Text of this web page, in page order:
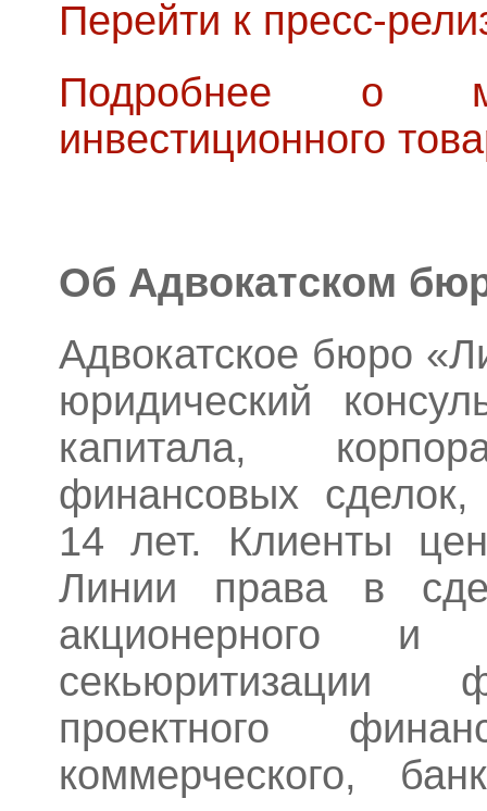
Перейти к пресс-
Подробнее о
инвестиционного
Об Адвокатском
Адвокатское бюро
юридический
капитала,
финансовых
14 лет. Клиенты
Линии права в
акционерного и
секьюритизации
проектного
коммерческого,